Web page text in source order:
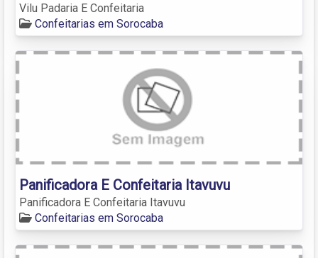
Vilu Padaria E Confeitaria
Confeitarias em Sorocaba
Panificadora E Confeitaria Itavuvu
Panificadora E Confeitaria Itavuvu
Confeitarias em Sorocaba